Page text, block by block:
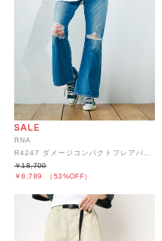
RNA
￥8,789 （53%OFF）
￥18,700